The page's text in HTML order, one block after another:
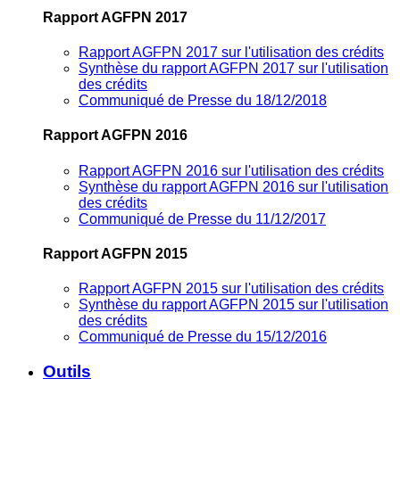
Rapport AGFPN 2017
Rapport AGFPN 2017 sur l'utilisation des crédits
Synthèse du rapport AGFPN 2017 sur l'utilisation
des crédits
Communiqué de Presse du 18/12/2018
Rapport AGFPN 2016
Rapport AGFPN 2016 sur l'utilisation des crédits
Synthèse du rapport AGFPN 2016 sur l'utilisation
des crédits
Communiqué de Presse du 11/12/2017
Rapport AGFPN 2015
Rapport AGFPN 2015 sur l'utilisation des crédits
Synthèse du rapport AGFPN 2015 sur l'utilisation
des crédits
Communiqué de Presse du 15/12/2016
Outils